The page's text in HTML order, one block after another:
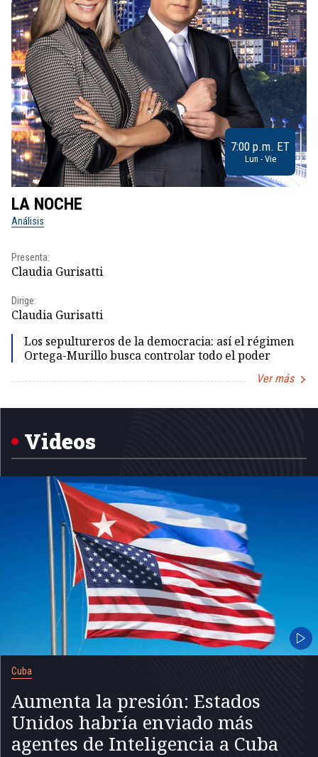
7:00 p.m. ET
Lun - Vie
LA NOCHE
Análisis
Presenta:
Claudia Gurisatti
Dirige:
Claudia Gurisatti
Los sepultureros de la democracia: así el régimen
Ortega-Murillo busca controlar todo el poder
Ver más
Videos
Cuba
Aumenta la presión: Estados
Unidos habría enviado más
agentes de Inteligencia a Cuba